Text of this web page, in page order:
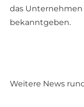
das
bekanntgeben.
Weitere News